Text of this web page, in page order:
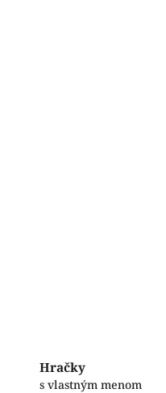
Hračky
s vlastným menom